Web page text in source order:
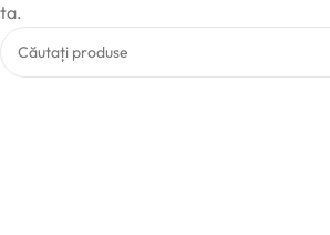
ta.